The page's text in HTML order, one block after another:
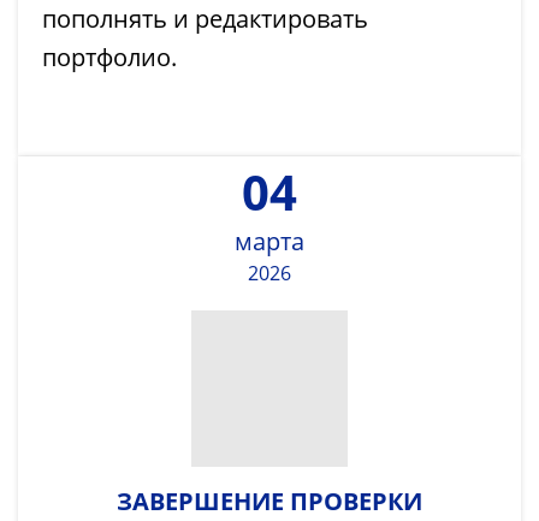
пополнять и редактировать
портфолио.
04
марта
2026
ЗАВЕРШЕНИЕ ПРОВЕРКИ